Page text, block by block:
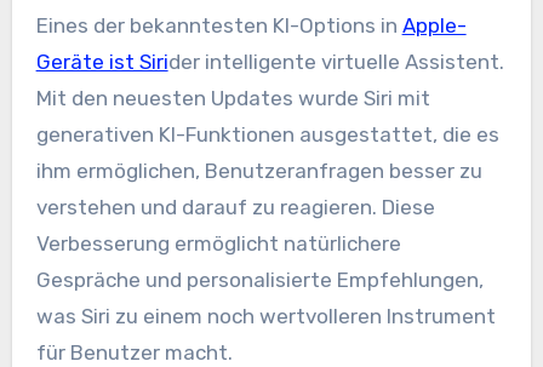
Eines der bekanntesten KI-Options in Apple-
Geräte ist Sirider intelligente virtuelle Assistent.
Mit den neuesten Updates wurde Siri mit
generativen KI-Funktionen ausgestattet, die es
ihm ermöglichen, Benutzeranfragen besser zu
verstehen und darauf zu reagieren. Diese
Verbesserung ermöglicht natürlichere
Gespräche und personalisierte Empfehlungen,
was Siri zu einem noch wertvolleren Instrument
für Benutzer macht.